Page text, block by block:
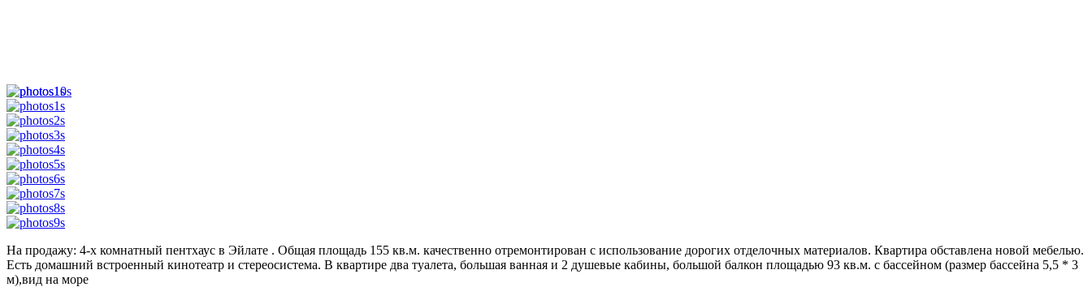
На продажу: 4-х комнатный пентхаус в Эйлате . Общая площадь 155 кв.м. качественно отремонтирован с использование дорогих отделочных материалов. Квартира обставлена новой мебелью.
Есть домашний встроенный кинотеатр и стереосистема. В квартире два туалета, большая ванная и 2 душевые кабины, большой балкон площадью 93 кв.м. с бассейном (размер бассейна 5,5 * 3
м),вид на море